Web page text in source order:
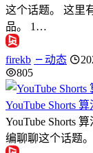
这个话题。 这里
品。 1…
firekb 动态
805
YouTube Shorts
YouTube Shorts
编聊聊这个话题